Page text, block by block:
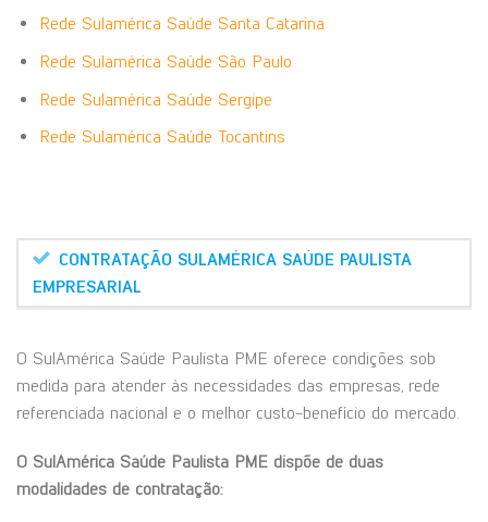
Rede Sulamérica Saúde Santa Catarina
Rede Sulamérica Saúde São Paulo
Rede Sulamérica Saúde Sergipe
Rede Sulamérica Saúde Tocantins
CONTRATAÇÃO SULAMÉRICA SAÚDE PAULISTA
EMPRESARIAL
O SulAmérica Saúde Paulista PME oferece condições sob
medida para atender às necessidades das empresas, rede
referenciada nacional e o melhor custo-benefício do mercado.
O SulAmérica Saúde Paulista PME dispõe de duas
modalidades de contratação: